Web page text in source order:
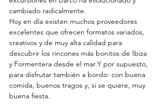
cambiado radicalmente.
Hoy en día existen muchos proveedores
excelentes que ofrecen formatos variados,
creativos y de muy alta calidad para
descubrir los rincones más bonitos de Ibiza
y Formentera desde el mar.Y por supuesto,
para disfrutar también a bordo: con buena
comida, buenos tragos y, si se quiere, muy
buena fiesta.